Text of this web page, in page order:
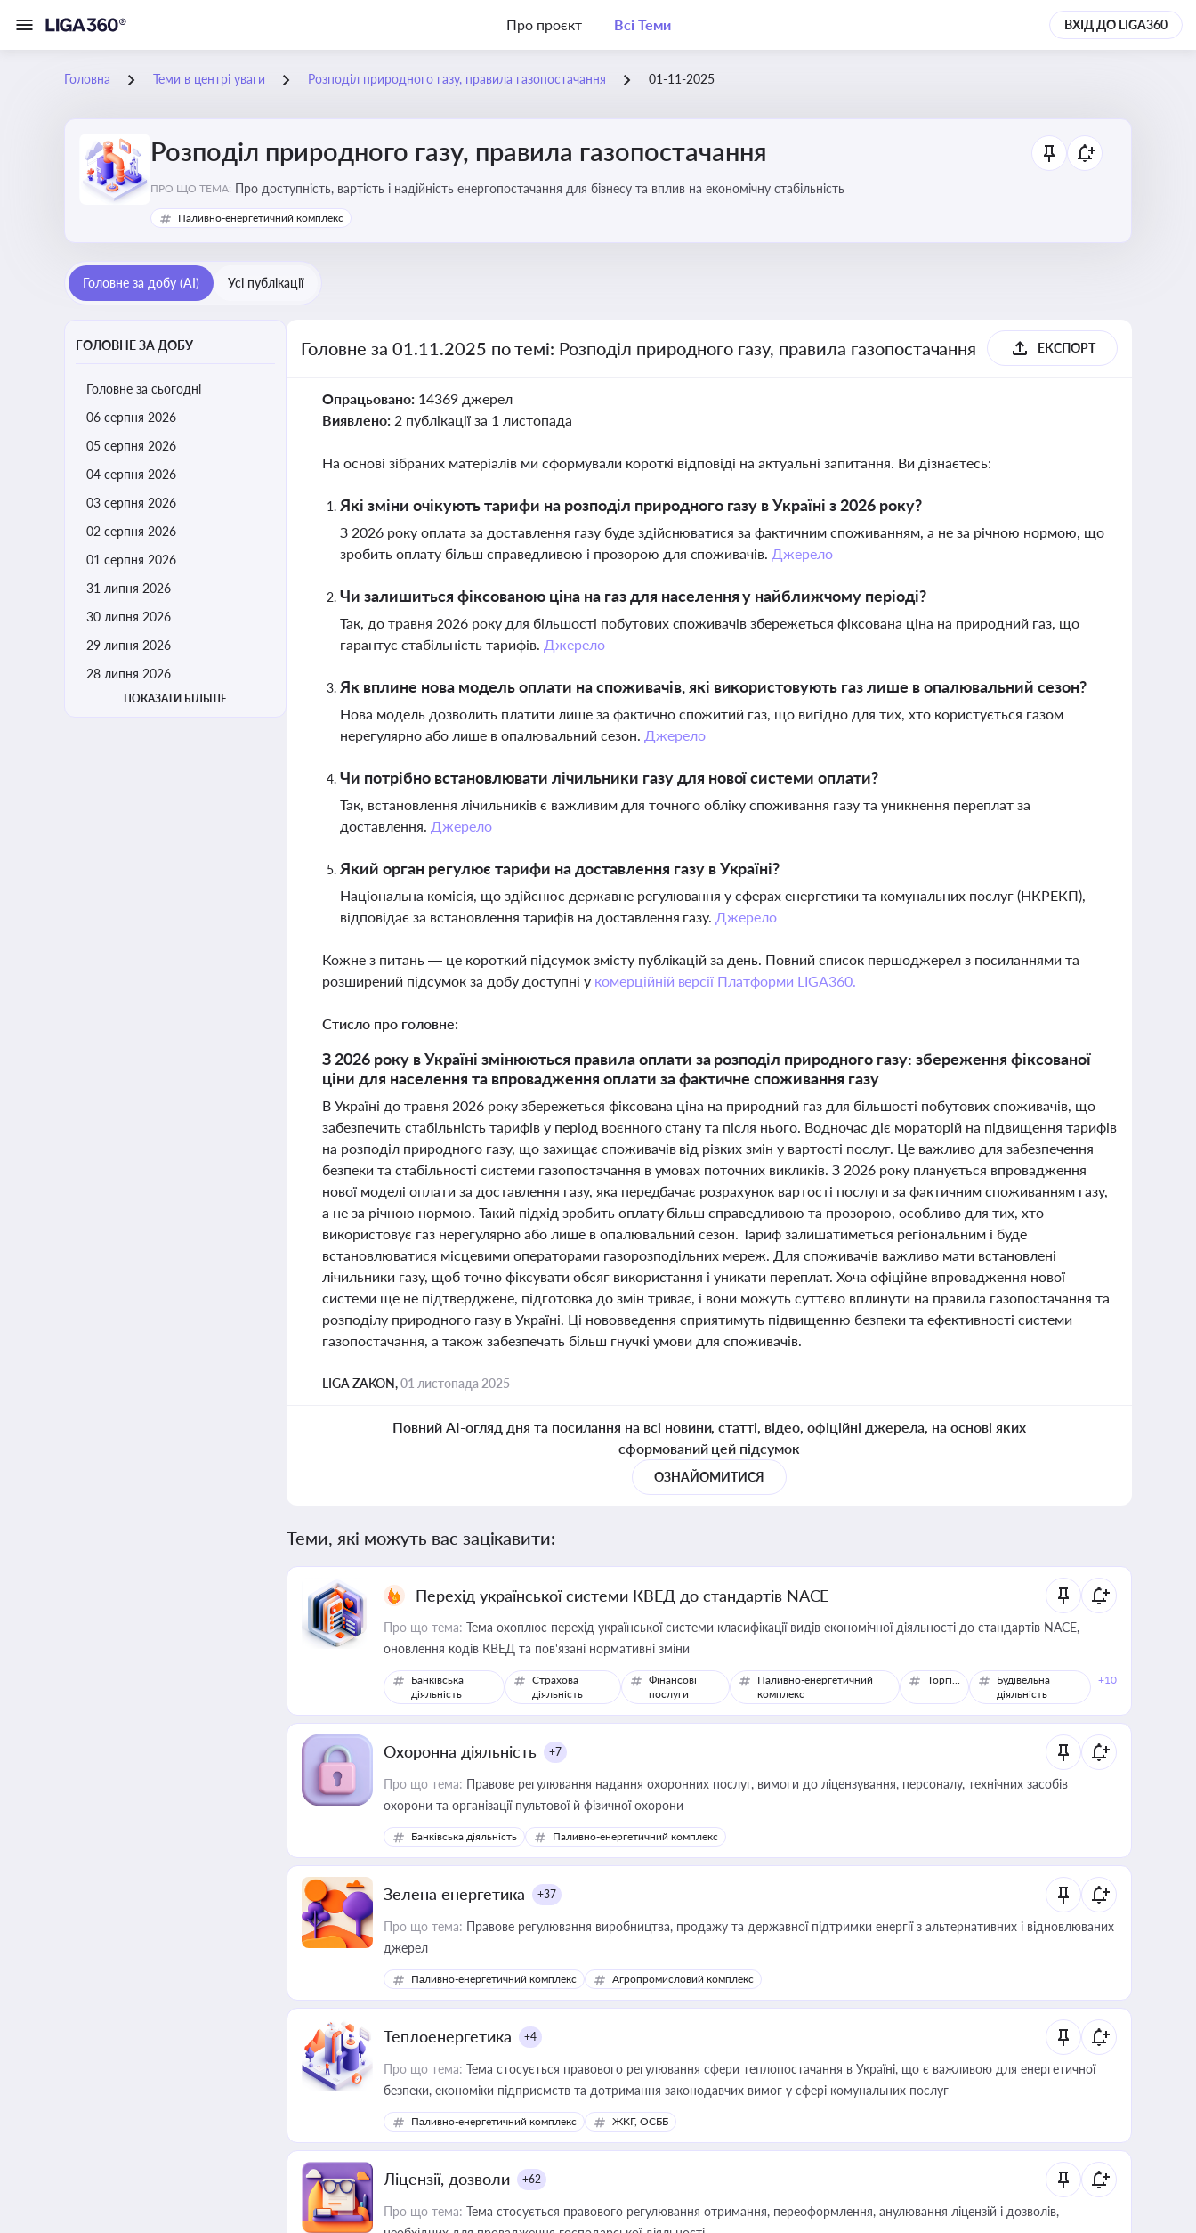
Про проєкт Всі Теми ВХІД ДО LIGA360
Головна Теми в центрі уваги Розподіл природного газу, правила газопостачання 01-11-2025
Розподіл природного газу, правила газопостачання
ПРО ЩО ТЕМА: Про доступність, вартість і надійність енергопостачання для бізнесу та вплив на економічну стабільність
Паливно-енергетичний комплекс
Головне за добу (AI) Усі публікації
ГОЛОВНЕ ЗА ДОБУ
Головне за сьогодні
06 серпня 2026
05 серпня 2026
04 серпня 2026
03 серпня 2026
02 серпня 2026
01 серпня 2026
31 липня 2026
30 липня 2026
29 липня 2026
28 липня 2026
ПОКАЗАТИ БІЛЬШЕ
Головне за 01.11.2025 по темі: Розподіл природного газу, правила газопостачання ЕКСПОРТ
Опрацьовано: 14369 джерел
Виявлено: 2 публікації за 1 листопада
На основі зібраних матеріалів ми сформували короткі відповіді на актуальні запитання. Ви дізнаєтесь:
Які зміни очікують тарифи на розподіл природного газу в Україні з 2026 року?
З 2026 року оплата за доставлення газу буде здійснюватися за фактичним споживанням, а не за річною нормою, що
зробить оплату більш справедливою і прозорою для споживачів. Джерело
Чи залишиться фіксованою ціна на газ для населення у найближчому періоді?
Так, до травня 2026 року для більшості побутових споживачів збережеться фіксована ціна на природний газ, що
гарантує стабільність тарифів. Джерело
Як вплине нова модель оплати на споживачів, які використовують газ лише в опалювальний сезон?
Нова модель дозволить платити лише за фактично спожитий газ, що вигідно для тих, хто користується газом
нерегулярно або лише в опалювальний сезон. Джерело
Чи потрібно встановлювати лічильники газу для нової системи оплати?
Так, встановлення лічильників є важливим для точного обліку споживання газу та уникнення переплат за
доставлення. Джерело
Який орган регулює тарифи на доставлення газу в Україні?
Національна комісія, що здійснює державне регулювання у сферах енергетики та комунальних послуг (НКРЕКП),
відповідає за встановлення тарифів на доставлення газу. Джерело
Кожне з питань — це короткий підсумок змісту публікацій за день. Повний список першоджерел з посиланнями та
розширений підсумок за добу доступні у комерційній версії Платформи LIGA360.
Стисло про головне:
З 2026 року в Україні змінюються правила оплати за розподіл природного газу: збереження фіксованої
ціни для населення та впровадження оплати за фактичне споживання газу
В Україні до травня 2026 року збережеться фіксована ціна на природний газ для більшості побутових споживачів, що
забезпечить стабільність тарифів у період воєнного стану та після нього. Водночас діє мораторій на підвищення тарифів
на розподіл природного газу, що захищає споживачів від різких змін у вартості послуг. Це важливо для забезпечення
безпеки та стабільності системи газопостачання в умовах поточних викликів. З 2026 року планується впровадження
нової моделі оплати за доставлення газу, яка передбачає розрахунок вартості послуги за фактичним споживанням газу,
а не за річною нормою. Такий підхід зробить оплату більш справедливою та прозорою, особливо для тих, хто
використовує газ нерегулярно або лише в опалювальний сезон. Тариф залишатиметься регіональним і буде
встановлюватися місцевими операторами газорозподільних мереж. Для споживачів важливо мати встановлені
лічильники газу, щоб точно фіксувати обсяг використання і уникати переплат. Хоча офіційне впровадження нової
системи ще не підтверджене, підготовка до змін триває, і вони можуть суттєво вплинути на правила газопостачання та
розподілу природного газу в Україні. Ці нововведення сприятимуть підвищенню безпеки та ефективності системи
газопостачання, а також забезпечать більш гнучкі умови для споживачів.
LIGA ZAKON,01 листопада 2025
Повний AI-огляд дня та посилання на всі новини, статті, відео, офіційні джерела, на основі яких
сформований цей підсумок
ОЗНАЙОМИТИСЯ
Теми, які можуть вас зацікавити:
Перехід української системи КВЕД до стандартів NACE
Про що тема: Тема охоплює перехід української системи класифікації видів економічної діяльності до стандартів NACE,
оновлення кодів КВЕД та пов'язані нормативні зміни
Банківська
діяльність
Страхова
діяльність
Фінансові
послуги
Паливно-енергетичний
комплекс
Торгівля
Будівельна
діяльність
+10
Охоронна діяльність +7
Про що тема: Правове регулювання надання охоронних послуг, вимоги до ліцензування, персоналу, технічних засобів
охорони та організації пультової й фізичної охорони
Банківська діяльність Паливно-енергетичний комплекс
Зелена енергетика +37
Про що тема: Правове регулювання виробництва, продажу та державної підтримки енергії з альтернативних і відновлюваних
джерел
Паливно-енергетичний комплекс Агропромисловий комплекс
Теплоенергетика +4
Про що тема: Тема стосується правового регулювання сфери теплопостачання в Україні, що є важливою для енергетичної
безпеки, економіки підприємств та дотримання законодавчих вимог у сфері комунальних послуг
Паливно-енергетичний комплекс ЖКГ, ОСББ
Ліцензії, дозволи +62
Про що тема: Тема стосується правового регулювання отримання, переоформлення, анулювання ліцензій і дозволів,